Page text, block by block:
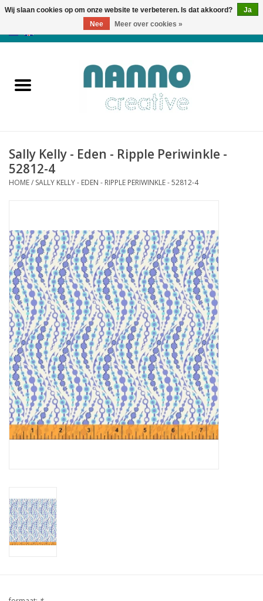
Producten
Nieuws
Herfst & Halloween
Laatste Kans
Cadeaubonnen
Nanno Blog
Merken
Beloningen
Sally Kelly - Eden - Ripple Periwinkle -
52812-4
HOME/ SALLY KELLY - EDEN - RIPPLE PERIWINKLE - 52812-4
Wij slaan cookies op om onze website te verbeteren. Is dat akkoord?
Ja
Nee
Meer over cookies »